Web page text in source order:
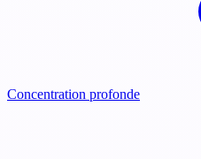
Concentration profonde